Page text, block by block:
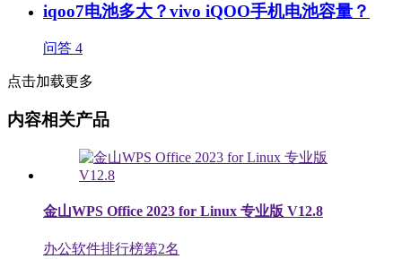
iqoo7电池多大？vivo iQOO手机电池容量？
问答 4
点击加载更多
内容相关产品
金山WPS Office 2023 for Linux 专业版 V12.8
办公软件排行榜第2名